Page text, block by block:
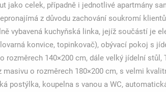
jako celek, případně i jednotlivé apartmány
z důvodu zachování soukromí
vybavená kuchyňská linka, jejíž součástí je
konvice, topinkovač), obývací pokoj s
rozměrech 140×200 cm, dále velký jídelní
masivu o rozměrech 180×200 cm, s velmi
postýlka, koupelna s vanou a WC,